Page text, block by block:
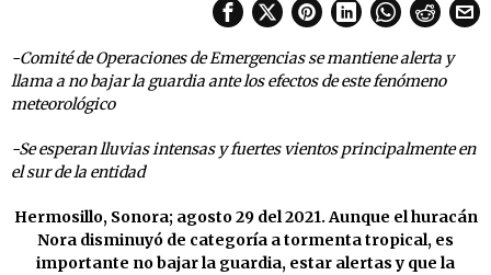
-Comité de Operaciones de Emergencias se mantiene alerta y
llama a no bajar la guardia ante los efectos de este fenómeno
meteorológico
-Se esperan lluvias intensas y fuertes vientos principalmente en
el sur de la entidad
Hermosillo, Sonora; agosto 29 del 2021. Aunque el huracán
Nora disminuyó de categoría a tormenta tropical, es
importante no bajar la guardia, estar alertas y que la